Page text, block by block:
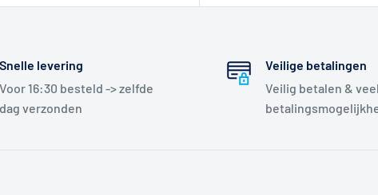
Snelle levering
Voor 16:30 besteld -> zelfde
dag verzonden
Veilige betalingen
Veilig betalen & veel